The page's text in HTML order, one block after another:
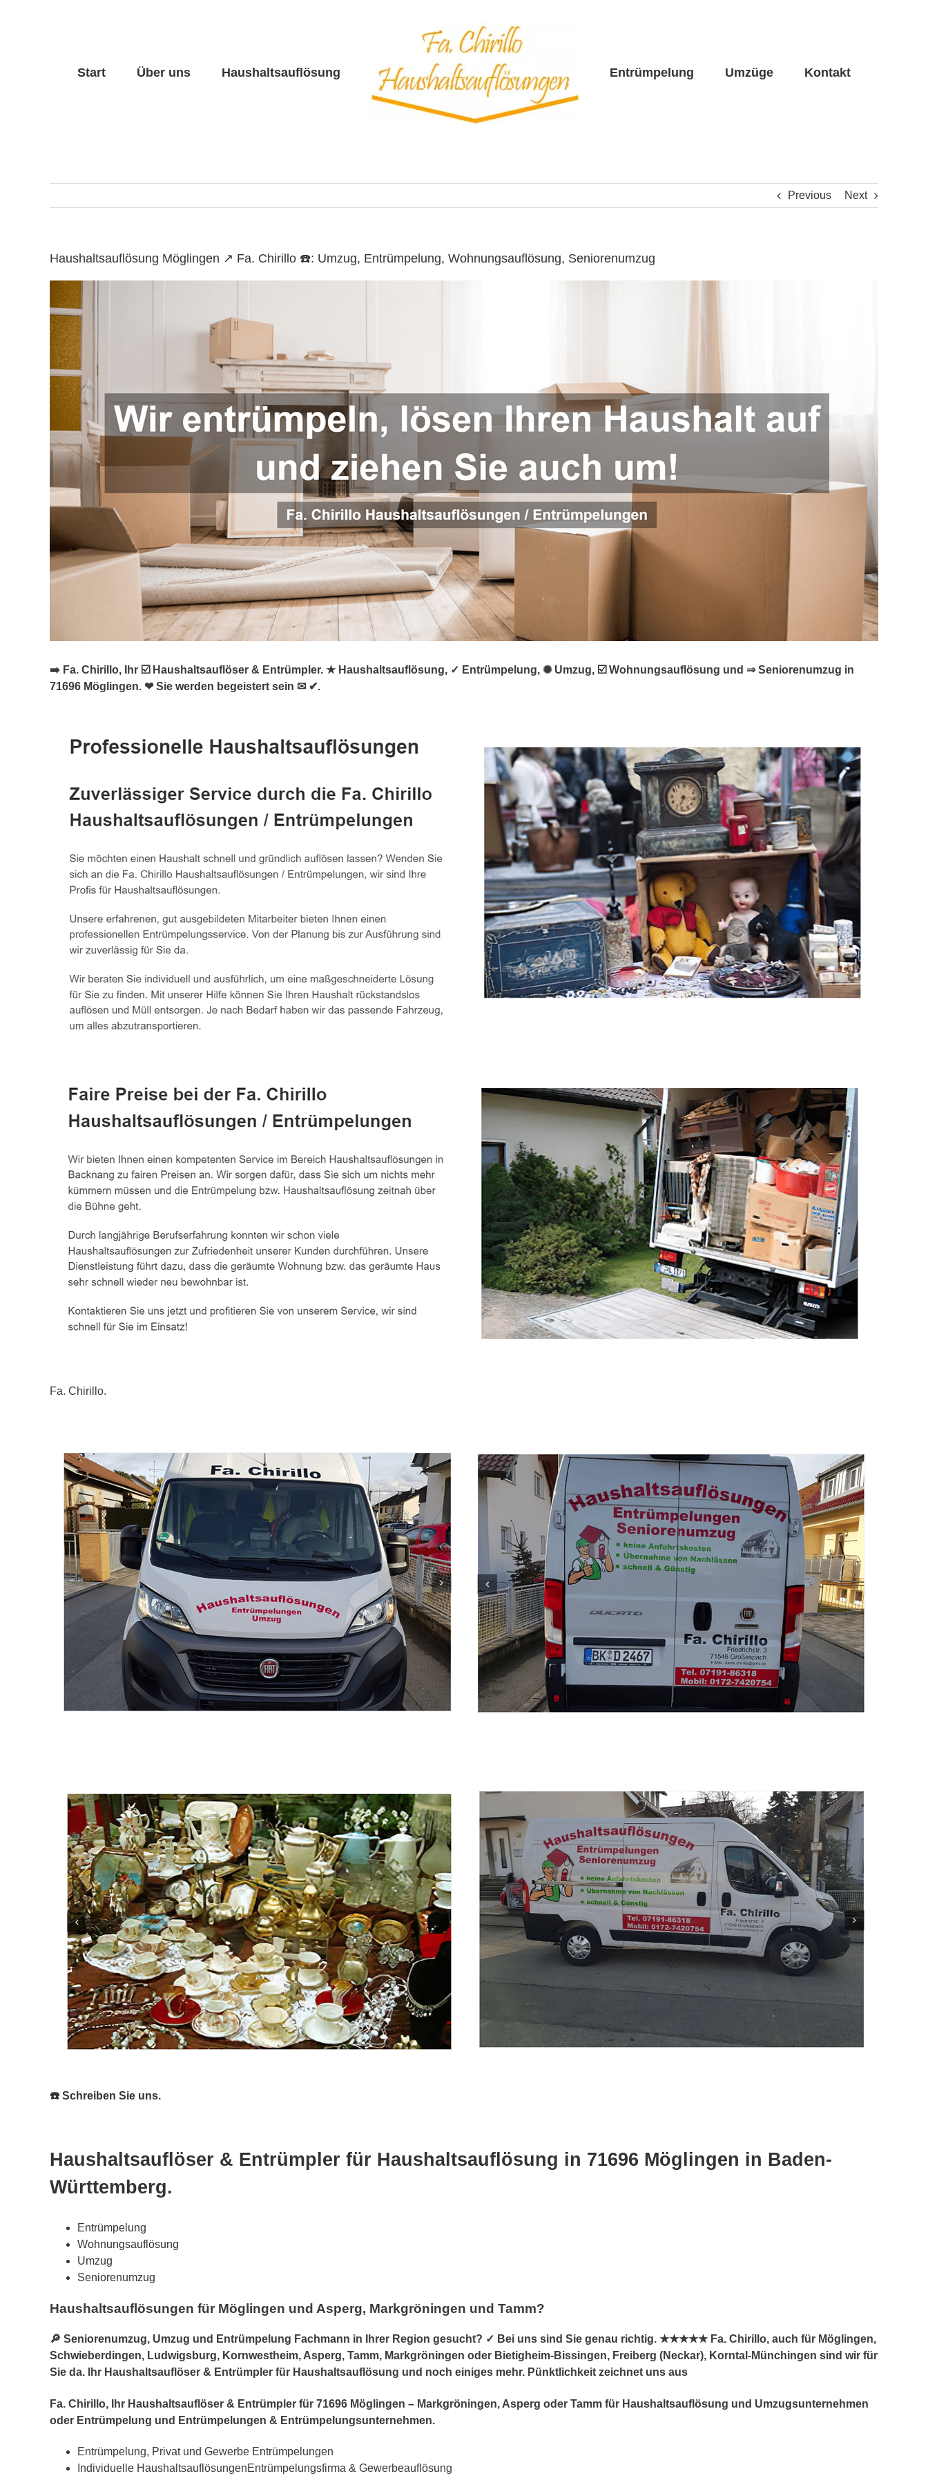
Start Über uns Haushaltsauflösung Entrümpelung Umzüge Kontakt
Previous Next
Haushaltsauflösung Möglingen ↗️ Fa. Chirillo ☎️: Umzug, Entrümpelung, Wohnungsauflösung, Seniorenumzug
➡️ Fa. Chirillo, Ihr ☑️ Haushaltsauflöser & Entrümpler. ★ Haushaltsauflösung, ✓ Entrümpelung, ✺ Umzug, ☑️ Wohnungsauflösung und ⇒ Seniorenumzug in
71696 Möglingen. ❤ Sie werden begeistert sein ✉ ✔.
Fa. Chirillo.
☎️ Schreiben Sie uns.
Haushaltsauflöser & Entrümpler für Haushaltsauflösung in 71696 Möglingen in Baden-
Württemberg.
Entrümpelung
Wohnungsauflösung
Umzug
Seniorenumzug
Haushaltsauflösungen für Möglingen und Asperg, Markgröningen und Tamm?
🔎 Seniorenumzug, Umzug und Entrümpelung Fachmann in Ihrer Region gesucht? ✓ Bei uns sind Sie genau richtig. ★★★★★ Fa. Chirillo, auch für Möglingen,
Schwieberdingen, Ludwigsburg, Kornwestheim, Asperg, Tamm, Markgröningen oder Bietigheim-Bissingen, Freiberg (Neckar), Korntal-Münchingen sind wir für
Sie da. Ihr Haushaltsauflöser & Entrümpler für Haushaltsauflösung und noch einiges mehr. Pünktlichkeit zeichnet uns aus
Fa. Chirillo, Ihr Haushaltsauflöser & Entrümpler für 71696 Möglingen – Markgröningen, Asperg oder Tamm für Haushaltsauflösung und Umzugsunternehmen
oder Entrümpelung und Entrümpelungen & Entrümpelungsunternehmen.
Entrümpelung, Privat und Gewerbe Entrümpelungen
Individuelle HaushaltsauflösungenEntrümpelungsfirma & Gewerbeauflösung